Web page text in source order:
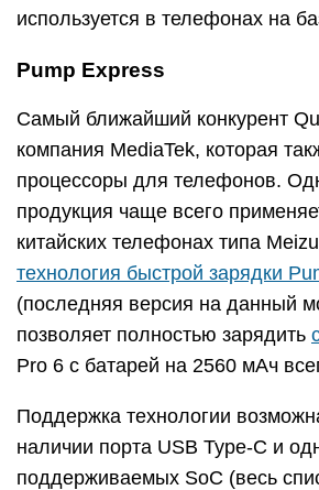
используется в телефонах на
Pump Express
Самый ближайший конкурент
компания MediaTek, которая
процессоры для телефонов.
продукция чаще всего
китайских телефонах типа
технология быстрой зарядки
(последняя версия на данный
позволяет полностью зарядить
Pro 6 с батарей на 2560 мАч
Поддержка технологии
наличии порта USB Type-C и
поддерживаемых SoC (весь